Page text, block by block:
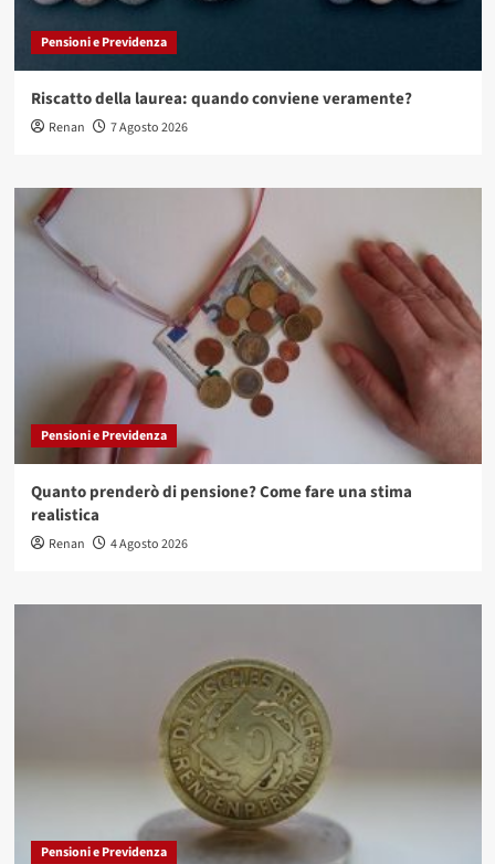
Pensioni e Previdenza
Riscatto della laurea: quando conviene veramente?
Renan 7 Agosto 2026
Pensioni e Previdenza
Quanto prenderò di pensione? Come fare una stima
realistica
Renan 4 Agosto 2026
Pensioni e Previdenza